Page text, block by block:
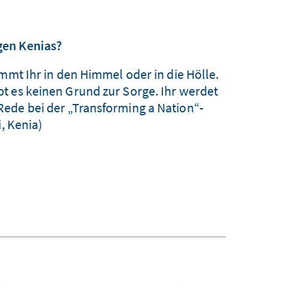
Kenias?
Ihr in den Himmel oder in die Hölle.
es keinen Grund zur Sorge. Ihr werdet
bei der „Transforming a Nation“-
Kenia)